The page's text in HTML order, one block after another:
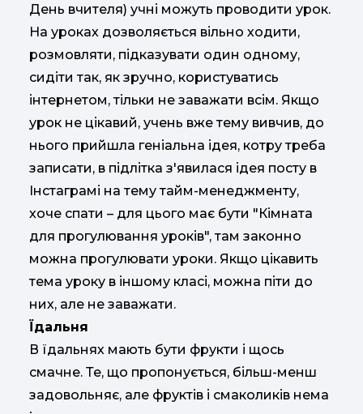
День вчителя) учні можуть проводити урок.
На уроках дозволяється вільно ходити,
розмовляти, підказувати один одному,
сидіти так, як зручно, користуватись
інтернетом, тільки не заважати всім. Якщо
урок не цікавий, учень вже тему вивчив, до
нього прийшла геніальна ідея, котру треба
записати, в підлітка з'явилася ідея посту в
Інстаграмі на тему тайм-менеджменту,
хоче спати – для цього має бути "Кімната
для прогулювання уроків", там законно
можна прогулювати уроки. Якщо цікавить
тема уроку в іншому класі, можна піти до
них, але не заважати.
Їдальня
В їдальнях мають бути фрукти і щось
смачне. Те, що пропонується, більш-менш
задовольняє, але фруктів і смаколиків нема